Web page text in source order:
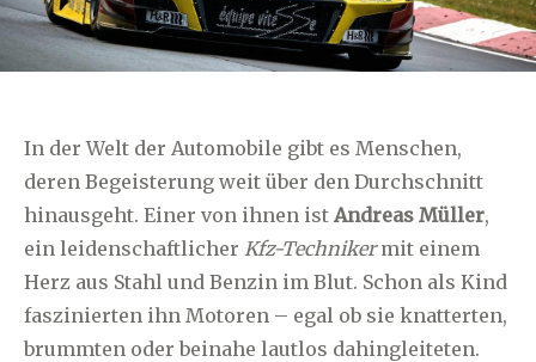
In der Welt der Automobile gibt es Menschen,
deren Begeisterung weit über den Durchschnitt
hinausgeht. Einer von ihnen ist Andreas Müller,
ein leidenschaftlicher Kfz-Technikermit einem
Herz aus Stahl und Benzin im Blut. Schon als Kind
faszinierten ihn Motoren – egal ob sie knatterten,
brummten oder beinahe lautlos dahingleiteten.